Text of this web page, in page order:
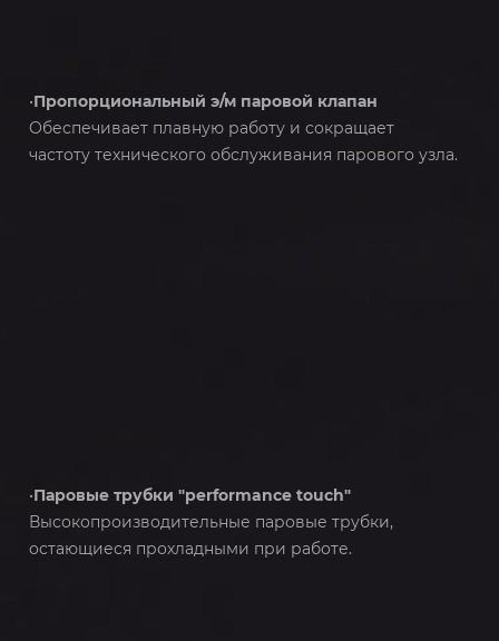
•Пропорциональный э/м паровой клапан
Обеспечивает плавную работу и сокращает
частоту технического обслуживания парового узла.
•Паровые трубки "performance touch"
Высокопроизводительные паровые трубки,
остающиеся прохладными при работе.